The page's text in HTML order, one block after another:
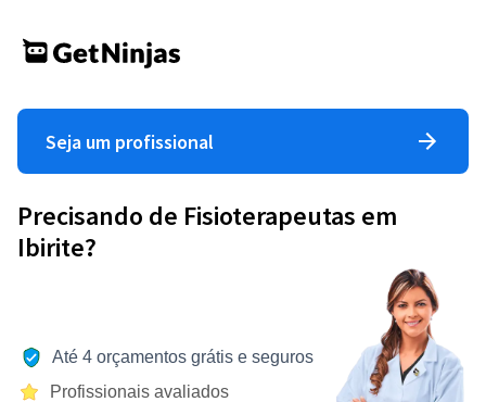
Seja um profissional
Precisando de Fisioterapeutas em
Ibirite?
Até 4 orçamentos grátis e seguros
Profissionais avaliados